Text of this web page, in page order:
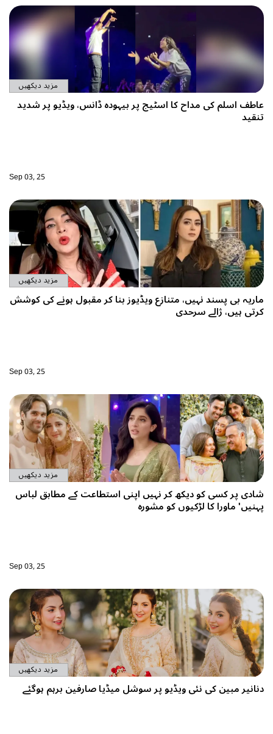
مزید دیکھیں
اسلم کی مداح کا اسٹیج پر بیہودہ ڈانس، ویڈیو پر شدید
Sep 03, 25
مزید دیکھیں
بی پسند نہیں، متنازع ویڈیوز بنا کر مقبول ہونے کی کوشش
ہیں، ژالے سرحدی
Sep 03, 25
مزید دیکھیں
پر کسی کو دیکھ کر نہیں اپنی استطاعت کے مطابق لباس
ماورا کا لڑکیوں کو مشورہ
Sep 03, 25
مزید دیکھیں
مبین کی نئی ویڈیو پر سوشل میڈیا صارفین برہم ہوگئے